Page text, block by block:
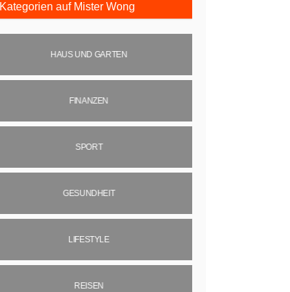
Kategorien auf Mister Wong
HAUS UND GARTEN
FINANZEN
SPORT
GESUNDHEIT
LIFESTYLE
REISEN